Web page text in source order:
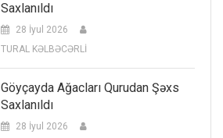
Saxlanıldı
28 İyul 2026
TURAL KƏLBƏCƏRLİ
Göyçayda Ağacları Qurudan Şəxs
Saxlanıldı
28 İyul 2026